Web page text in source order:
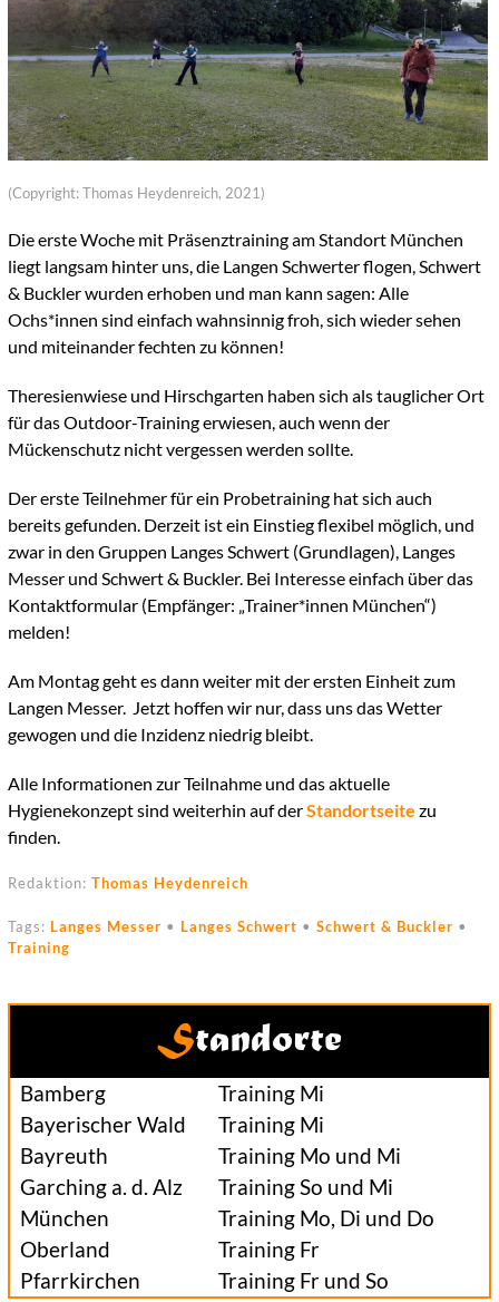
(Copyright: Thomas Heydenreich, 2021)
Die erste Woche mit Präsenztraining am Standort München
liegt langsam hinter uns, die Langen Schwerter flogen, Schwert
& Buckler wurden erhoben und man kann sagen: Alle
Ochs*innen sind einfach wahnsinnig froh, sich wieder sehen
und miteinander fechten zu können!
Theresienwiese und Hirschgarten haben sich als tauglicher Ort
für das Outdoor-Training erwiesen, auch wenn der
Mückenschutz nicht vergessen werden sollte.
Der erste Teilnehmer für ein Probetraining hat sich auch
bereits gefunden. Derzeit ist ein Einstieg flexibel möglich, und
zwar in den Gruppen Langes Schwert (Grundlagen), Langes
Messer und Schwert & Buckler. Bei Interesse einfach über das
Kontaktformular (Empfänger: „Trainer*innen München“)
melden!
Am Montag geht es dann weiter mit der ersten Einheit zum
Langen Messer. Jetzt hoffen wir nur, dass uns das Wetter
gewogen und die Inzidenz niedrig bleibt.
Alle Informationen zur Teilnahme und das aktuelle
Hygienekonzept sind weiterhin auf derStandortseite zu
finden.
Redaktion:Thomas Heydenreich
Tags: Langes Messer • Langes Schwert •Schwert & Buckler •
Training
Standorte
Bamberg
Training Mi
Bayerischer Wald
Training Mi
Bayreuth
Training Mo und Mi
Garching a. d. Alz
Training So und Mi
München
Training Mo, Di und Do
Oberland
Training Fr
Pfarrkirchen
Training Fr und So